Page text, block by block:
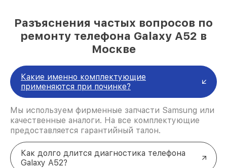
Разъяснения частых вопросов по
ремонту телефона Galaxy A52 в
Москве
Какие именно комплектующие
применяются при починке?
Мы используем фирменные запчасти Samsung или
качественные аналоги. На все комплектующие
предоставляется гарантийный талон.
Как долго длится диагностика телефона
Galaxy A52?